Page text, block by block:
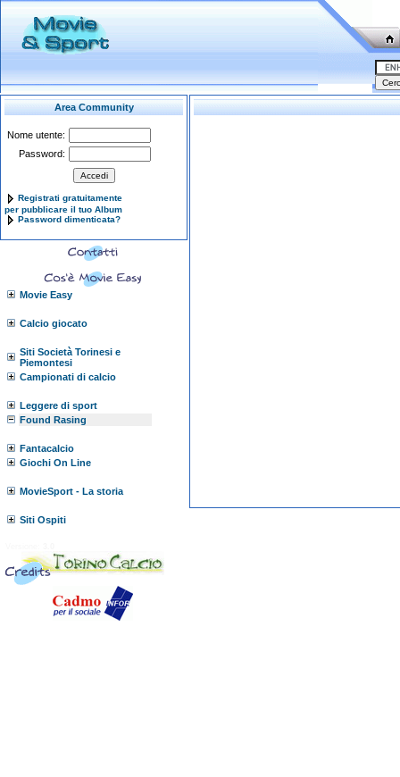
Area Community
Nome utente:
Password:
Registrati gratuitamente
per pubblicare il tuo Album
Password dimenticata?
Movie Easy
Calcio giocato
Siti Società Torinesi e
Piemontesi
Campionati di calcio
Leggere di sport
Found Rasing
Fantacalcio
Giochi On Line
MovieSport - La storia
Siti Ospiti